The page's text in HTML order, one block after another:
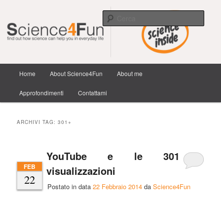
Science4Fun
principale
Vai
al
Vai
al
Home About Science4Fun About me
Approfondimenti Contattami
ARCHIVI TAG:301+
YouTube e le 301
visualizzazioni
FEB
22 Postato in data22 Febbraio 2014 daScience4Fun